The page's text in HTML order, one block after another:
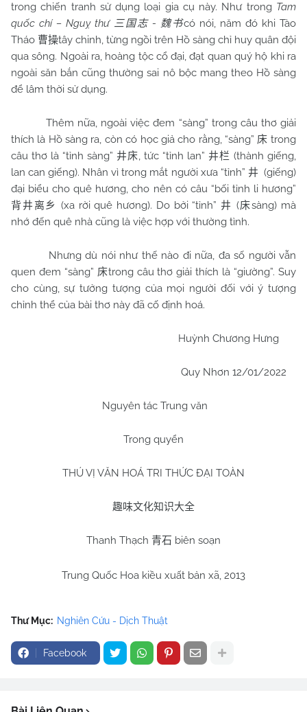
trong chiến tranh sử dụng loại gia cụ này. Như trong Tam
quốc chí – Nguỵ thư 三国志- 魏书có nói, năm đó khi Tào
Tháo 曹操tây chinh, từng ngồi trên Hồ sàng chỉ huy quân đội
qua sông. Ngoài ra, hoàng tộc cổ đại, đạt quan quý hộ khi ra
ngoài săn bắn cũng thường sai nô bộc mang theo Hồ sàng
để lâm thời sử dụng.
Thêm nữa, ngoài việc đem “sàng” trong câu thơ giải
thích là Hồ sàng ra, còn có học giả cho rằng, “sàng” 床 trong
câu thơ là “tỉnh sàng” 井床, tức “tỉnh lan” 井栏 (thành giếng,
lan can giếng). Nhân vì trong mắt người xưa “tỉnh” 井 (giếng)
đại biểu cho quê hương, cho nên có câu “bối tỉnh li hương”
背井离乡 (xa rời quê hương). Do bởi “tỉnh” 井 (床sàng) mà
nhớ đến quê nhà cũng là việc hợp với thường tình.
Nhưng dù nói như thế nào đi nữa, đa số người vẫn
quen đem “sàng” 床trong câu thơ giải thích là “giường”. Suy
cho cùng, sự tưởng tượng của mọi người đối với ý tượng
chỉnh thể của bài thơ này đã cố định hoá.
Huỳnh Chương Hưng
Quy Nhơn 12/01/2022
Nguyên tác Trung văn
Trong quyển
THÚ VỊ VĂN HOÁ TRI THỨC ĐẠI TOÀN
趣味文化知识大全
Thanh Thạch 青石 biên soạn
Trung Quốc Hoa kiều xuất bản xã, 2013
Thư Mục: Nghiên Cứu - Dịch Thuật
Facebook